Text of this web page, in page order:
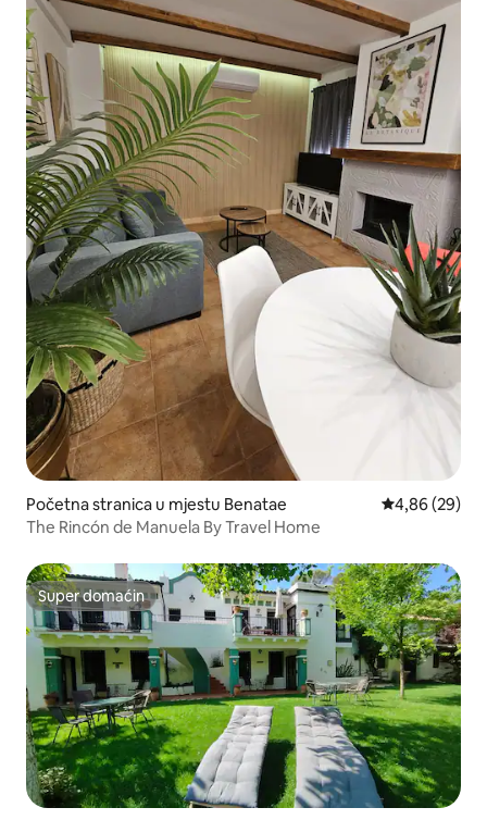
Početna stranica u mjestu Benatae prosječna
4,86 (29)
The Rincón de Manuela By Travel Home
Super domaćin
Super domaćin